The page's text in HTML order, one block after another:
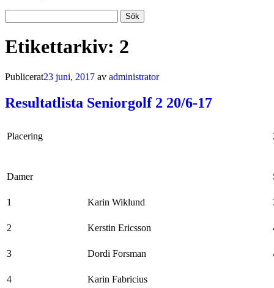
efter:
Etikettarkiv: 2
Publicerat23 juni, 2017 av administrator
Resultatlista Seniorgolf 2 20/6-17
Placering
Damer
1 Karin Wiklund
2 Kerstin Ericsson
3 Dordi Forsman
4 Karin Fabricius